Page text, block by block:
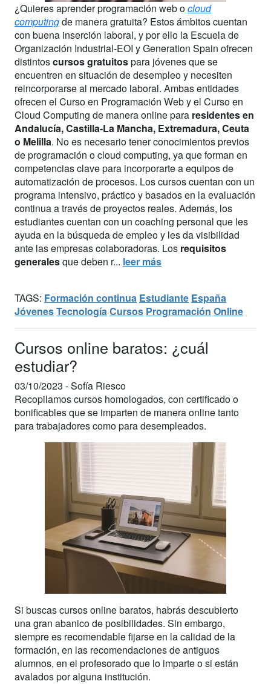
¿Quieres aprender programación web ocloud
computingde manera gratuita? Estos ámbitos cuentan
con buena inserción laboral, y por ello la Escuela de
Organización Industrial-EOI y Generation Spain ofrecen
distintoscursos gratuitospara jóvenes que se
encuentren en situación de desempleo y necesiten
reincorporarse al mercado laboral. Ambas entidades
ofrecen el Curso en Programación Web y el Curso en
Cloud Computing de manera online para residentes en
Andalucía, Castilla-La Mancha, Extremadura, Ceuta
o Melilla. No es necesario tener conocimientos previos
de programación o cloud computing, ya que forman en
competencias clave para incorporarte a equipos de
automatización de procesos. Los cursos cuentan con un
programa intensivo, práctico y basados en la evaluación
continua a través de proyectos reales. Además, los
estudiantes cuentan con un coaching personal que les
ayuda en la búsqueda de empleo y les da visibilidad
ante las empresas colaboradoras. Los requisitos
generalesque deben r... leer más
TAGS: Formación continua Estudiante España
JóvenesTecnología Cursos Programación Online
Cursos online baratos: ¿cuál
estudiar?
03/10/2023 -Sofía Riesco
Recopilamos cursos homologados, con certificado o
bonificables que se imparten de manera online tanto
para trabajadores como para desempleados.
Si buscas cursos online baratos, habrás descubierto
una gran abanico de posibilidades. Sin embargo,
siempre es recomendable fijarse en la calidad de la
formación, en las recomendaciones de antiguos
alumnos, en el profesorado que lo imparte o si están
avalados por alguna institución.